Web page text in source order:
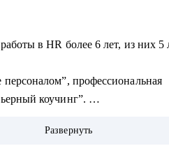
в HR более 6 лет, из них 5
профессиональная
коучинг”.
Развернуть